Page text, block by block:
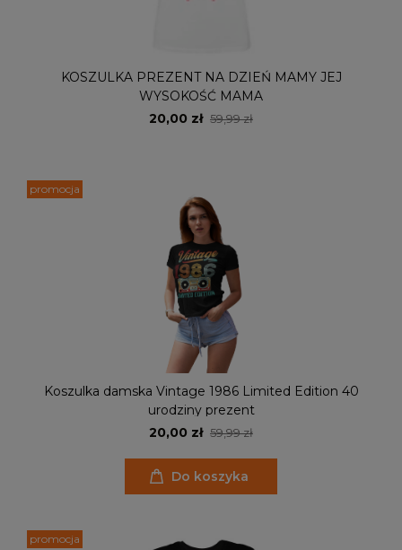
KOSZULKA PREZENT NA DZIEŃ MAMY JEJ
WYSOKOŚĆ MAMA
20,00 zł 59,99 zł
Koszulka damska Vintage 1986 Limited Edition 40
urodziny prezent
20,00 zł 59,99 zł
Do koszyka
promocja
promocja